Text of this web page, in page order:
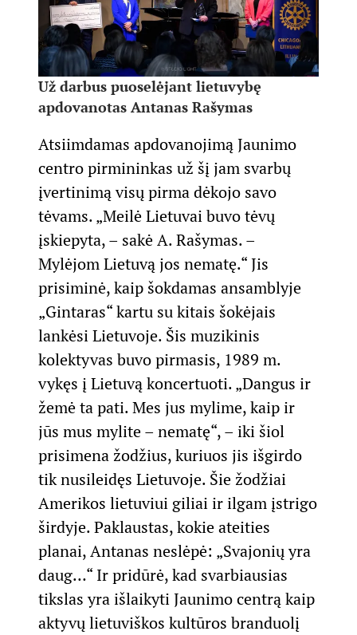
Už darbus puoselėjant lietuvybę
apdovanotas Antanas Rašymas
Atsiimdamas apdovanojimą Jaunimo
centro pirmininkas už šį jam svarbų
įvertinimą visų pirma dėkojo savo
tėvams. „Meilė Lietuvai buvo tėvų
įskiepyta, – sakė A. Rašymas. –
Mylėjom Lietuvą jos nematę.“ Jis
prisiminė, kaip šokdamas ansamblyje
„Gintaras“ kartu su kitais šokėjais
lankėsi Lietuvoje. Šis muzikinis
kolektyvas buvo pirmasis, 1989 m.
vykęs į Lietuvą koncertuoti. „Dangus ir
žemė ta pati. Mes jus mylime, kaip ir
jūs mus mylite – nematę“, – iki šiol
prisimena žodžius, kuriuos jis išgirdo
tik nusileidęs Lietuvoje. Šie žodžiai
Amerikos lietuviui giliai ir ilgam įstrigo
širdyje. Paklaustas, kokie ateities
planai, Antanas neslėpė: „Svajonių yra
daug…“ Ir pridūrė, kad svarbiausias
tikslas yra išlaikyti Jaunimo centrą kaip
aktyvų lietuviškos kultūros branduolį